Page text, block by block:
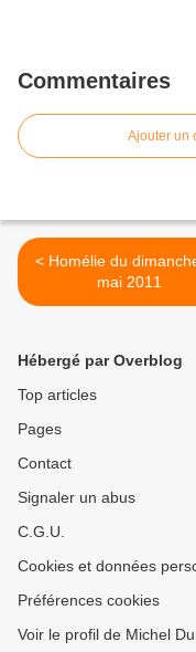
Commentaires
Ajouter un
< Homélie du dimanche 15
mai 2011
Hébergé par Overblog
Top articles
Pages
Contact
Signaler un abus
C.G.U.
Cookies et données
Préférences cookies
Voir le profil de Michel